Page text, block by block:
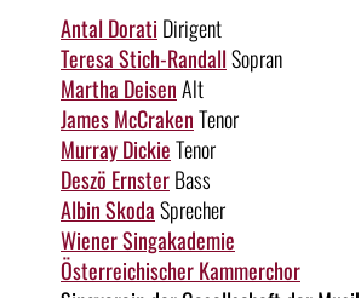
Antal Dorati Dirigent
Teresa Stich-RandallSopran
Martha DeisenAlt
James McCrakenTenor
Murray DickieTenor
Deszö ErnsterBass
Albin SkodaSprecher
Wiener Singakademie
Österreichischer Kammerchor